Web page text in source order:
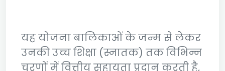
यह योजना बालिकाओं के जन्म से लेकर
उनकी उच्च शिक्षा (स्नातक) तक विभिन्न
चरणों में वित्तीय सहायता प्रदान करती है,